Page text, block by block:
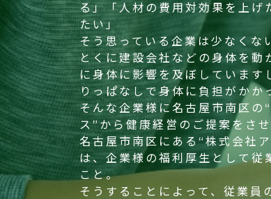
る」「人材の費用対効果を上げ
たい」
そう思っている企業は少なくな
とくに建設会社などの身体を動
に身体に影響を及ぼしています
りっぱなしで身体に負担がかか
そんな企業様に名古屋市南区の
ス”から健康経営のご提案をさ
名古屋市南区にある“株式会社
は、企業様の福利厚生として従
こと。
そうすることによって、従業員